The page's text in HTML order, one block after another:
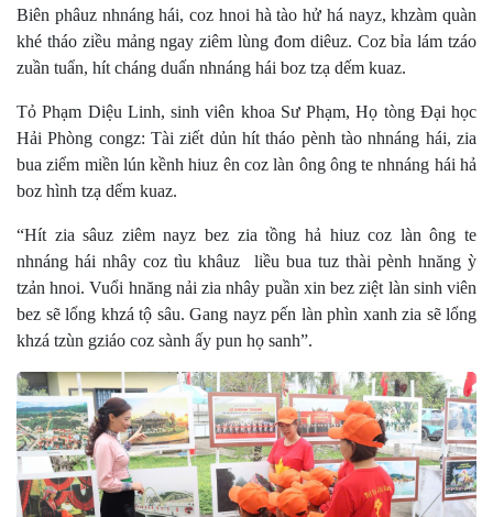
Biên phâuz nhnáng hái, coz hnoi hà tào hử há nayz, khzàm quàn
khé tháo ziều mảng ngay ziêm lùng đom diêuz. Coz bỉa lám tzáo
zuần tuẩn, hít cháng duấn nhnáng hái boz tzạ dếm kuaz.
Tỏ Phạm Diệu Linh, sinh viên khoa Sư Phạm, Họ tòng Đại học
Hải Phòng congz: Tài ziết dủn hít tháo pènh tào nhnáng hái, zia
bua ziểm miền lún kềnh hiuz ên coz làn ông ông te nhnáng hái hả
boz hình tzạ dếm kuaz.
“Hít zia sâuz ziêm nayz bez zia tồng hả hiuz coz làn ông te
nhnáng hái nhây coz tìu khâuz liều bua tuz thài pènh hnăng ỳ
tzản hnoi. Vuổi hnăng nải zia nhây puần xin bez ziệt làn sinh viên
bez sẽ lổng khzá tộ sâu. Gang nayz pến làn phìn xanh zia sẽ lổng
khzá tzùn gziáo coz sành ấy pun họ sanh”.